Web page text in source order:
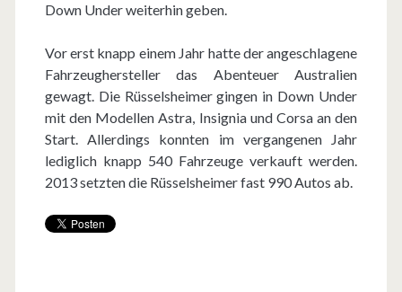
Down Under weiterhin geben.
Vor erst knapp einem Jahr hatte der angeschlagene
Fahrzeughersteller das Abenteuer Australien
gewagt. Die Rüsselsheimer gingen in Down Under
mit den Modellen Astra, Insignia und Corsa an den
Start. Allerdings konnten im vergangenen Jahr
lediglich knapp 540 Fahrzeuge verkauft werden.
2013 setzten die Rüsselsheimer fast 990 Autos ab.